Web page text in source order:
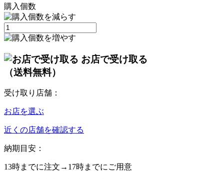
購入個数
お店で受け取る
（送料無料）
受け取り店舗：
お店を選ぶ
近くの店舗を確認する
納期目安：
13時までに注文→ 17時までにご用意